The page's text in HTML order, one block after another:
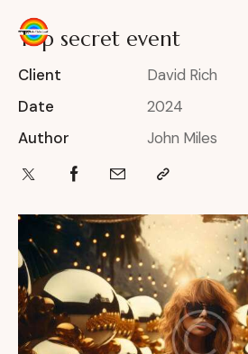
Top secret event
Client
David Rich
Date
2024
Author
John Miles